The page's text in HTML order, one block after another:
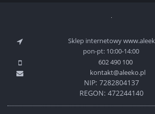
Sklep internetowy
pon-pt: 10:00-14:00
602 490 100
kontakt@aleeko.pl
NIP: 7282804137
REGON: 472244140